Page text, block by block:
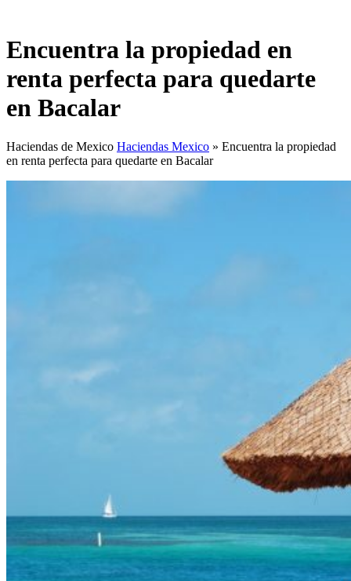
Encuentra la propiedad en
renta perfecta para quedarte
en Bacalar
Haciendas de Mexico Haciendas Mexico » Encuentra la propiedad
en renta perfecta para quedarte en Bacalar